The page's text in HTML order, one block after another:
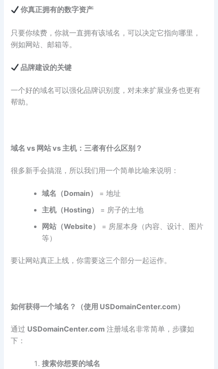
你真正拥有的数字资产
只要你续费，你就一直拥有该域名，可以决定它指向哪里，
例如网站、邮箱等。
品牌建设的关键
一个好的域名可以强化品牌识别度，对未来扩展业务也更有
帮助。
域名 vs 网站 vs主机：三者有什么区别？
很多新手会搞混，所以我们用一个简单比喻来说明：
域名（Domain）
= 地址
主机（Hosting）
= 房子的土地
网站（Website）
= 房屋本身（内容、设计、图片
等）
要让网站真正上线，你需要这三个部分一起运作。
如何获得一个域名？（使用 USDomainCenter.com）
通过 USDomainCenter.com 注册域名非常简单，步骤如
下：
搜索你想要的域名